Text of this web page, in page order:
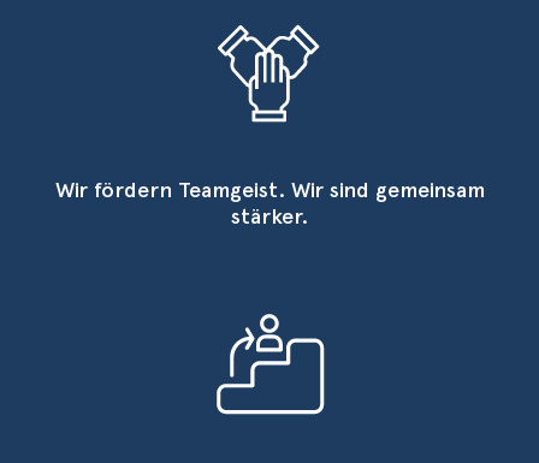
Wir fördern Teamgeist. Wir sind gemeinsam
stärker.